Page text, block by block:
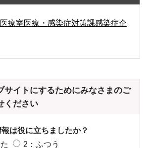
療室医療・感染症対策課感染症企
サイトにするためにみなさまのご
ください
は役に立ちましたか？
2：ふつう